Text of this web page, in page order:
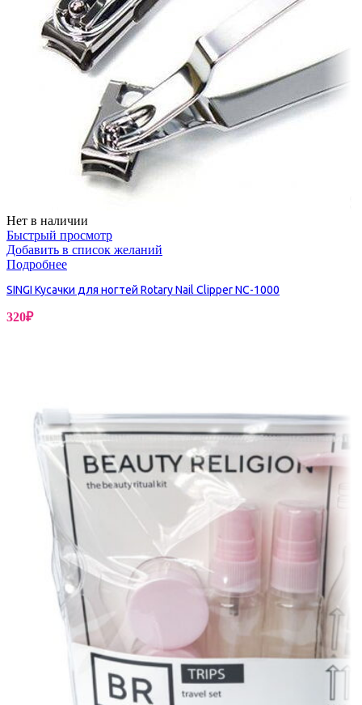
Нет в наличии
Быстрый просмотр
Добавить в список желаний
Подробнее
SINGI Кусачки для ногтей Rotary Nail Clipper NC-1000
320₽